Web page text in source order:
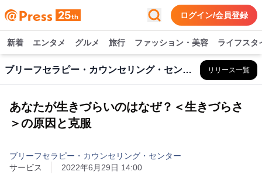
ログイン/会員登録
新着 エンタメ グルメ 旅行 ファッション・美容 ライフスタ
ブリーフセラピー・カウンセリング・センター リリース一覧
あなたが生きづらいのはなぜ？＜生きづらさ
＞の原因と克服
ブリーフセラピー・カウンセリング・センター
サービス
2022年6月29日 14:00